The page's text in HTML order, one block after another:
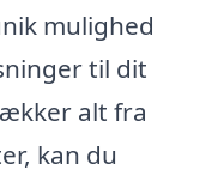
mulighed
til dit
alt fra
kan du